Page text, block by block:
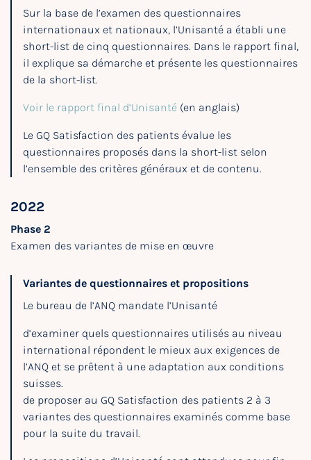
Sur la base de l’examen des questionnaires
internationaux et nationaux, l’Unisanté a établi une
short-list de cinq questionnaires. Dans le rapport final,
il explique sa démarche et présente les questionnaires
de la short-list.
Voir le rapport final d’Unisanté (en anglais)
Le GQ Satisfaction des patients évalue les
questionnaires proposés dans la short-list selon
l’ensemble des critères généraux et de contenu.
2022
Phase 2
Examen des variantes de mise en œuvre
Variantes de questionnaires et propositions
Le bureau de l’ANQ mandate l’Unisanté
d’examiner quels questionnaires utilisés au niveau
international répondent le mieux aux exigences de
l’ANQ et se prêtent à une adaptation aux conditions
suisses.
de proposer au GQ Satisfaction des patients 2 à 3
variantes des questionnaires examinés comme base
pour la suite du travail.